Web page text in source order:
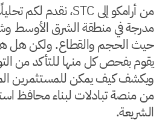
مدرجة في منطقة الشرق الأوسط
حيث الحجم والقطاع. ولكن هل
يقوم بفحص كل منها للتأكد من
ويكشف كيف يمكن للمستثمرين
من منصة تبادلات لبناء محافظ
الشريعة.